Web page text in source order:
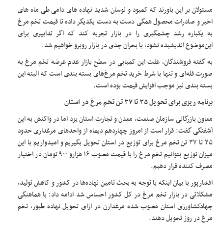
مسئولان بر این باورند که کمبود و نوسان شدید نهاده های دامی طی ماه های
اخیر و صادرات محصول همگی دست به دست یکدیگر داده تا قیمت تخم مرغ
به یکباره رشد چشمگیری را در بازار تجربه کند که اگر تدابیری برای
این‌موضوع اندیشیده نشود، با بحران جدی در بازار روبرو خواهیم شد.
به گفته فروشندگان، علت این کمیابی در سطح بازار عدم عرضه تخم مرغ به
صورت فله‌ای و تنها با شرط خرید تخم مرغ‌های بسته بندی است که البته این
بسته بندی نیز موجب افزایش قیمت بوده است.
برنامه ریزی برای تحویل ۳۵ تا ۳۷ تن تخم مرغ در استان
معاون بازرگانی سازمان صنعت، معدن و تجارت استان یزد اما در واکنش به این
آشفتگی گفت: قرار است از امروز چهاردهم دیماه از واحد‌های مرغداری حدود
۳۵ تا ۳۷ تن تخم مرغ برای توزیع در استان تحویل بگیریم و امیدواریم با این
میزان توزیع بتوانیم تخم مرغ را با قیمت مصوب ۱۶ هزارو ۹۰۰ تومان در اختیار
مصرف کننده قرار دهیم.
افشارپور با بیان اینکه با توجه به بحث تامین نهاده‌ها در کشور و کاهش تولید،
مشکلاتی در بازار تخم مرغ در کل کشور احساس شد ادامه داد: با هماهنگی
جهادکشاورزی استان مصوب شده مرغدارن در ازای تحویل نهاده طیور، تخم
مرغ در روز تحویل دهند.